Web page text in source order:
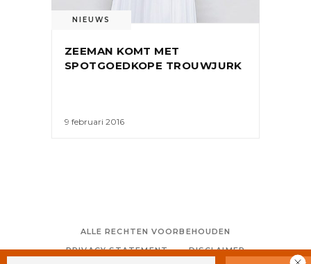
NIEUWS
ZEEMAN KOMT MET
SPOTGOEDKOPE TROUWJURK
9 februari 2016
ALLE RECHTEN VOORBEHOUDEN
PRIVACY STATEMENT
DISCLAIMER